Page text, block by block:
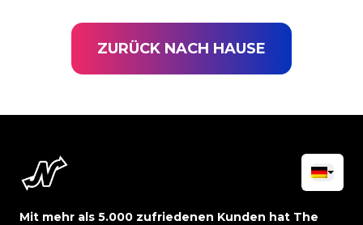
ZURÜCK NACH HAUSE
Mit mehr als 5.000 zufriedenen Kunden hat The